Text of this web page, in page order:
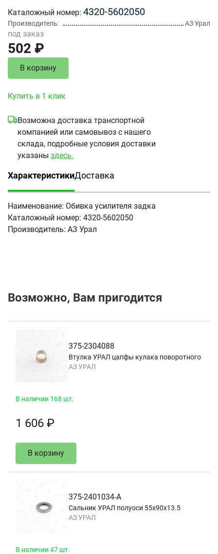
Каталожный номер 4320-5602050
Производитель АЗ Урал
под заказ
502 ₽
В корзину
Купить в 1 клик
Возможна доставка транспортной
компанией или самовывоз с нашего
склада, подробные условия доставки
указаны здесь.
Характеристики
(активная вкладка)
Доставка
Наименование: Обивка усилителя задка
Каталожный номер: 4320-5602050
Производитель: АЗ Урал
Возможно, Вам пригодится
375-2304088
Втулка УРАЛ цапфы кулака поворотного
АЗ УРАЛ
В наличии 168 шт.
1 606 ₽
В корзину
375-2401034-А
Сальник УРАЛ полуоси 55х90х13.5
АЗ УРАЛ
В наличии 47 шт.